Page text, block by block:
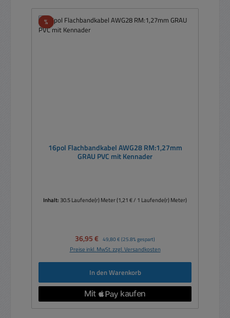
%Rabatt
16pol Flachbandkabel AWG28 RM:1,27mm
GRAU PVC mit Kennader
Inhalt:30.5 Laufende(r) Meter(1,21 € / 1 Laufende(r) Meter)
Verkaufspreis:
36,95 € Regulärer Preis:
49,80 € (25.8% gespart)
Preise inkl. MwSt. zzgl. Versandkosten
In den Warenkorb